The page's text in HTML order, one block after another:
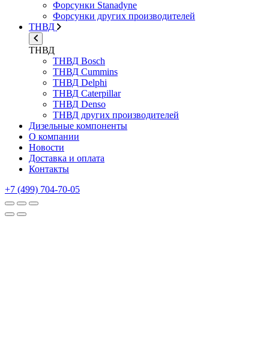
Форсунки Stanadyne
Форсунки других производителей
ТНВД
ТНВД
ТНВД Bosch
ТНВД Cummins
ТНВД Delphi
ТНВД Caterpillar
ТНВД Denso
ТНВД других производителей
Дизельные компоненты
О компании
Новости
Доставка и оплата
Контакты
+7 (499) 704-70-05